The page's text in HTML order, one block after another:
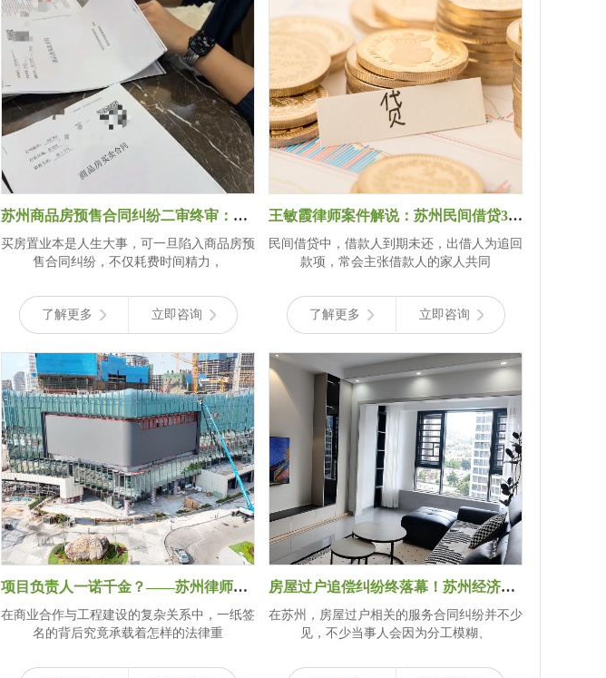
苏州商品房预售合同纠纷二审终审：逾期办按揭败诉，王敏霞律师案件解说
买房置业本是人生大事，可一旦陷入商品房预
售合同纠纷，不仅耗费时间精力，
了解更多 立即咨询
王敏霞律师案件解说：苏州民间借贷310万纠纷，家人需共同还债？二审终审揭晓
民间借贷中，借款人到期未还，出借人为追回
款项，常会主张借款人的家人共同
了解更多 立即咨询
项目负责人一诺千金？——苏州律师王敏霞案件解说：从“债务加入”疑云看工
在商业合作与工程建设的复杂关系中，一纸签
名的背后究竟承载着怎样的法律重
房屋过户追偿纠纷终落幕！苏州经济律师王敏霞案件解说：厘清责任边界，捍卫
在苏州，房屋过户相关的服务合同纠纷并不少
见，不少当事人会因为分工模糊、